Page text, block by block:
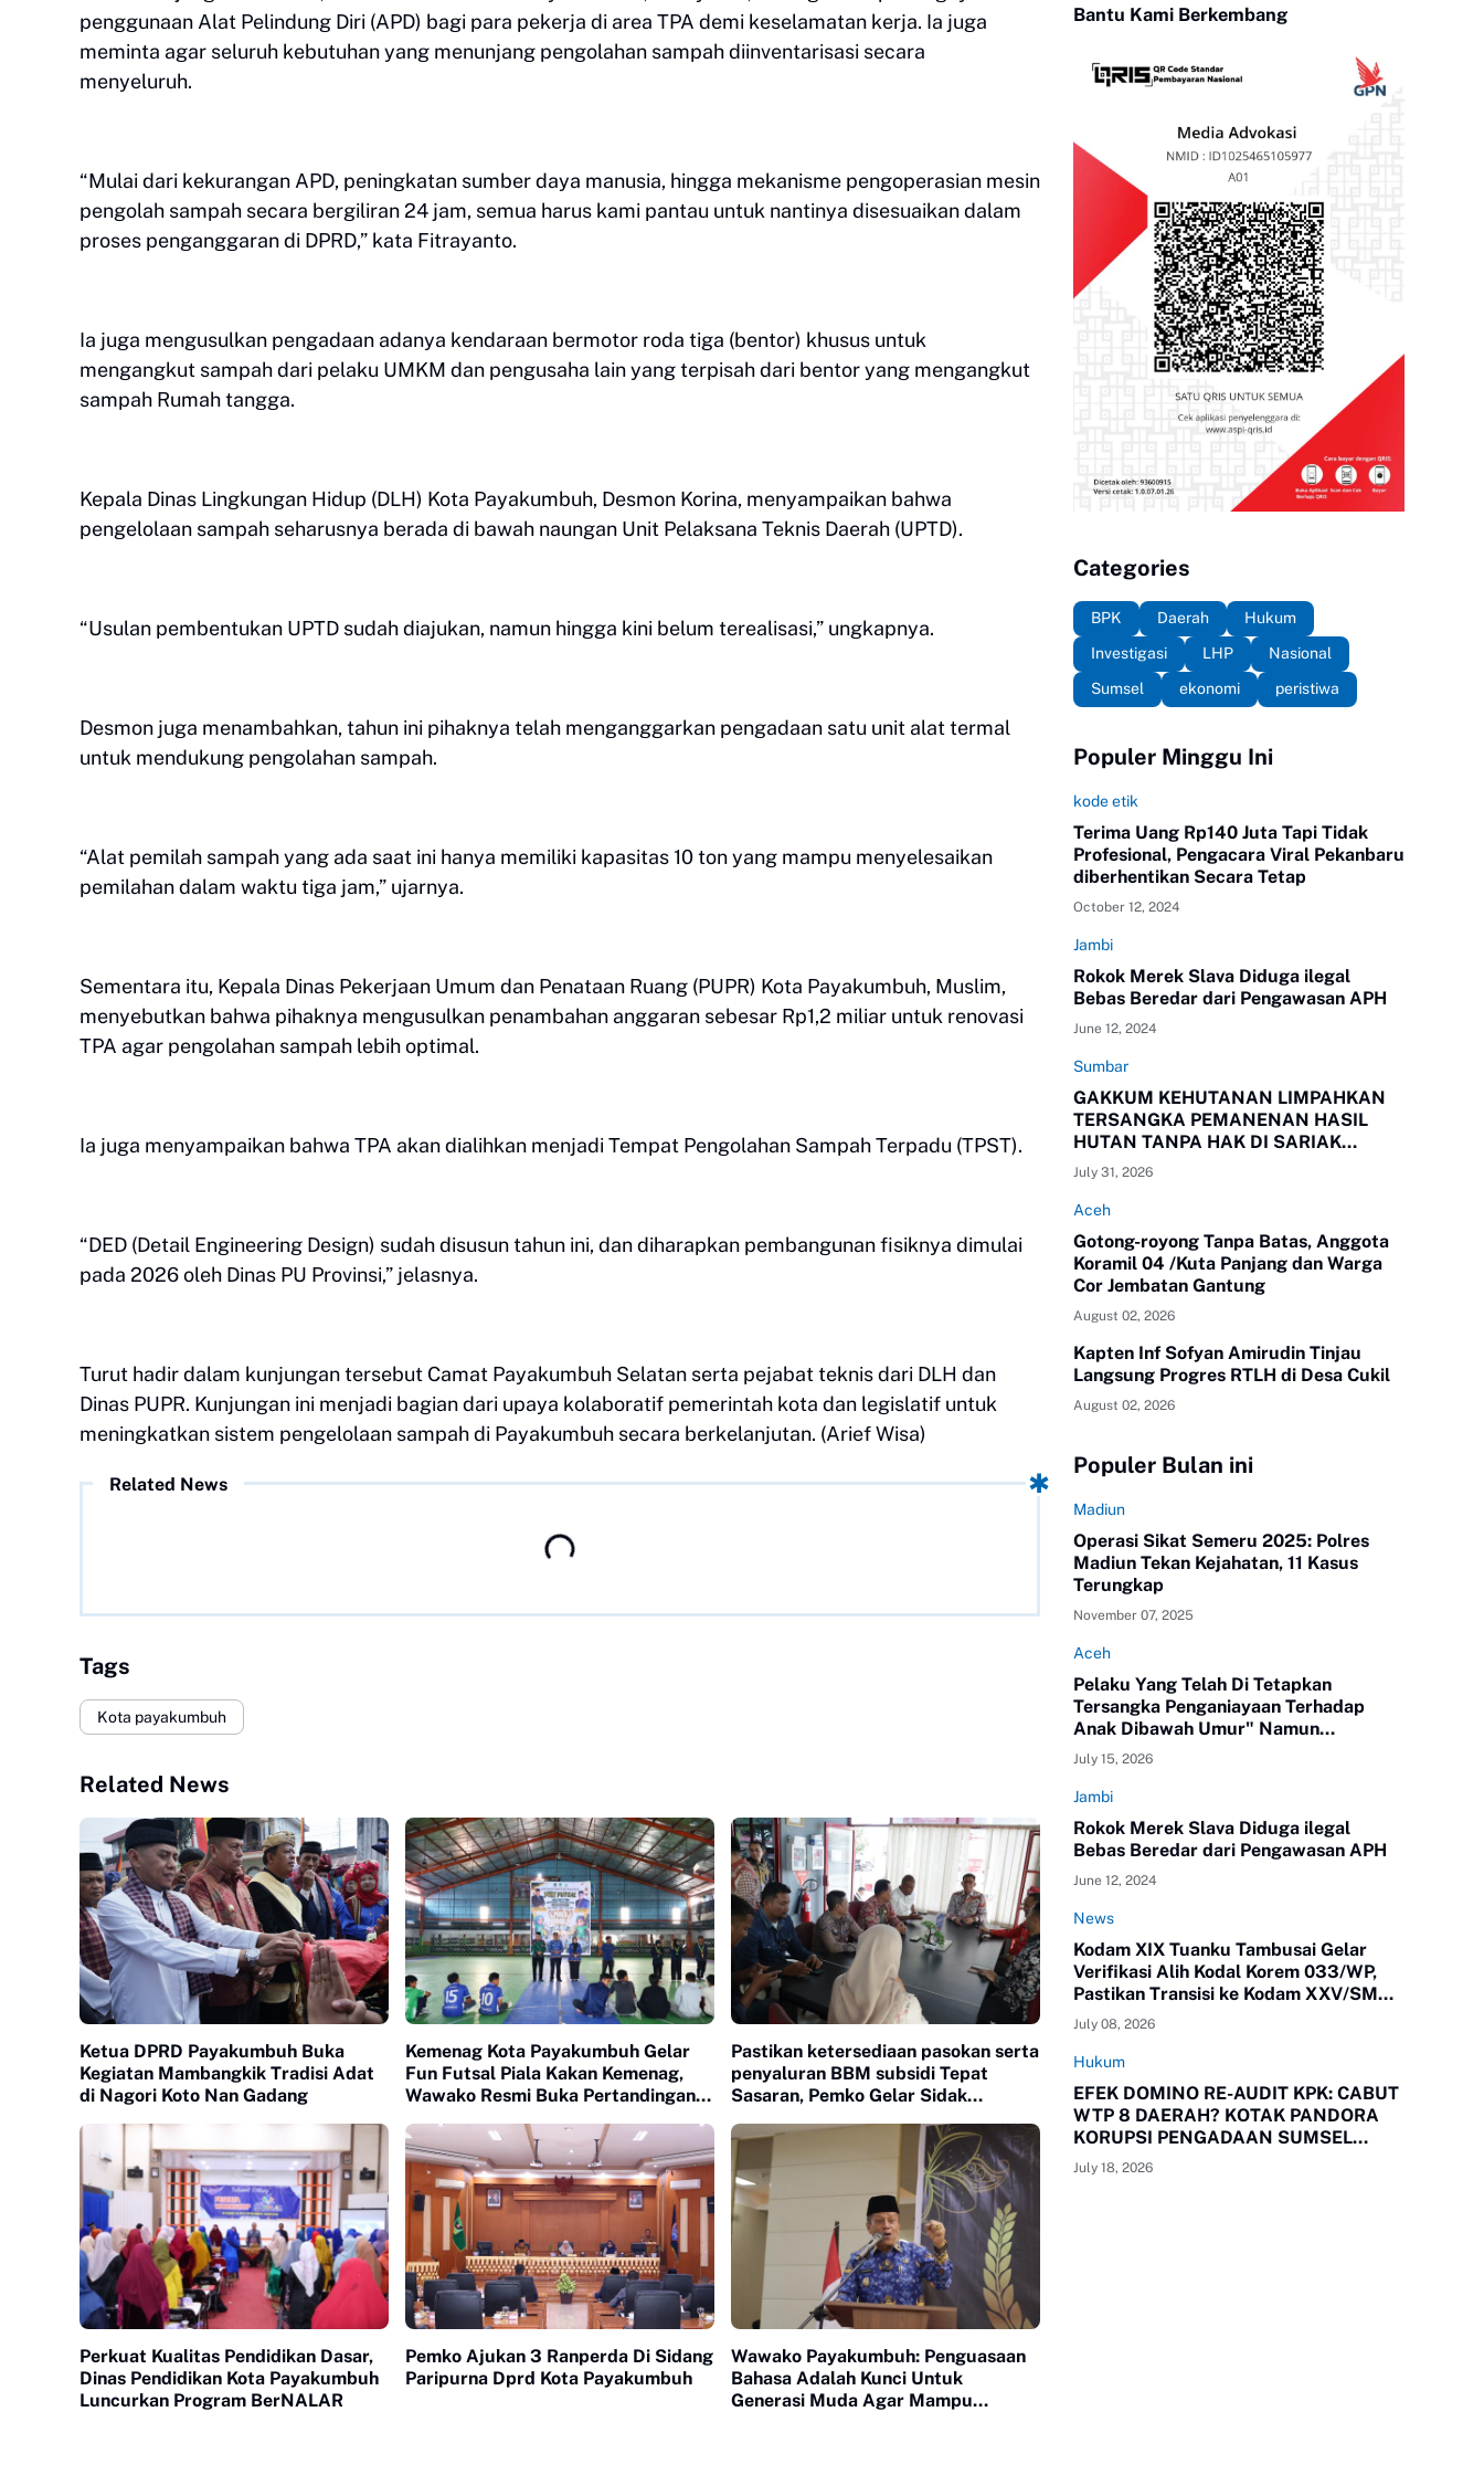
penggunaan Alat Pelindung Diri (APD) bagi para pekerja di area TPA demi keselamatan kerja. Ia juga
meminta agar seluruh kebutuhan yang menunjang pengolahan sampah diinventarisasi secara
menyeluruh.
“Mulai dari kekurangan APD, peningkatan sumber daya manusia, hingga mekanisme pengoperasian mesin
pengolah sampah secara bergiliran 24 jam, semua harus kami pantau untuk nantinya disesuaikan dalam
proses penganggaran di DPRD,” kata Fitrayanto.
Ia juga mengusulkan pengadaan adanya kendaraan bermotor roda tiga (bentor) khusus untuk
mengangkut sampah dari pelaku UMKM dan pengusaha lain yang terpisah dari bentor yang mengangkut
sampah Rumah tangga.
Kepala Dinas Lingkungan Hidup (DLH) Kota Payakumbuh, Desmon Korina, menyampaikan bahwa
pengelolaan sampah seharusnya berada di bawah naungan Unit Pelaksana Teknis Daerah (UPTD).
“Usulan pembentukan UPTD sudah diajukan, namun hingga kini belum terealisasi,” ungkapnya.
Desmon juga menambahkan, tahun ini pihaknya telah menganggarkan pengadaan satu unit alat termal
untuk mendukung pengolahan sampah.
“Alat pemilah sampah yang ada saat ini hanya memiliki kapasitas 10 ton yang mampu menyelesaikan
pemilahan dalam waktu tiga jam,” ujarnya.
Sementara itu, Kepala Dinas Pekerjaan Umum dan Penataan Ruang (PUPR) Kota Payakumbuh, Muslim,
menyebutkan bahwa pihaknya mengusulkan penambahan anggaran sebesar Rp1,2 miliar untuk renovasi
TPA agar pengolahan sampah lebih optimal.
Ia juga menyampaikan bahwa TPA akan dialihkan menjadi Tempat Pengolahan Sampah Terpadu (TPST).
“DED (Detail Engineering Design) sudah disusun tahun ini, dan diharapkan pembangunan fisiknya dimulai
pada 2026 oleh Dinas PU Provinsi,” jelasnya.
Turut hadir dalam kunjungan tersebut Camat Payakumbuh Selatan serta pejabat teknis dari DLH dan
Dinas PUPR. Kunjungan ini menjadi bagian dari upaya kolaboratif pemerintah kota dan legislatif untuk
meningkatkan sistem pengelolaan sampah di Payakumbuh secara berkelanjutan. (Arief Wisa)
Related News
Tags
Kota payakumbuh
Related News
Ketua DPRD Payakumbuh Buka
Kegiatan Mambangkik Tradisi Adat
di Nagori Koto Nan Gadang
Kemenag Kota Payakumbuh Gelar
Fun Futsal Piala Kakan Kemenag,
Wawako Resmi Buka Pertandingan
Pastikan ketersediaan pasokan serta
penyaluran BBM subsidi Tepat
Sasaran, Pemko Gelar Sidak
Perkuat Kualitas Pendidikan Dasar,
Dinas Pendidikan Kota Payakumbuh
Luncurkan Program BerNALAR
Pemko Ajukan 3 Ranperda Di Sidang
Paripurna Dprd Kota Payakumbuh
Wawako Payakumbuh: Penguasaan
Bahasa Adalah Kunci Untuk
Generasi Muda Agar Mampu
Bantu Kami Berkembang
Categories
BPK Daerah
Hukum
Investigasi
LHP
Nasional
Sumsel
ekonomi peristiwa
Populer Minggu Ini
kode etik
Terima Uang Rp140 Juta Tapi Tidak
Profesional, Pengacara Viral Pekanbaru
diberhentikan Secara Tetap
October 12, 2024
Jambi
Rokok Merek Slava Diduga ilegal
Bebas Beredar dari Pengawasan APH
June 12, 2024
Sumbar
GAKKUM KEHUTANAN LIMPAHKAN
TERSANGKA PEMANENAN HASIL
HUTAN TANPA HAK DI SARIAK
BAYANG KEPADA KEJAKSAAN
NEGERI SOLOK, SUMBAR
July 31, 2026
Aceh
Gotong-royong Tanpa Batas, Anggota
Koramil 04 /Kuta Panjang dan Warga
Cor Jembatan Gantung
August 02, 2026
Kapten Inf Sofyan Amirudin Tinjau
Langsung Progres RTLH di Desa Cukil
August 02, 2026
Populer Bulan ini
Madiun
Operasi Sikat Semeru 2025: Polres
Madiun Tekan Kejahatan, 11 Kasus
Terungkap
November 07, 2025
Aceh
Pelaku Yang Telah Di Tetapkan
Tersangka Penganiayaan Terhadap
Anak Dibawah Umur" Namun
Melenggang Bebas Keluar Dari Polres
ATAM
July 15, 2026
Jambi
Rokok Merek Slava Diduga ilegal
Bebas Beredar dari Pengawasan APH
June 12, 2024
News
Kodam XIX Tuanku Tambusai Gelar
Verifikasi Alih Kodal Korem 033/WP,
Pastikan Transisi ke Kodam XXV/SMR
Berjalan Optimal
July 08, 2026
Hukum
EFEK DOMINO RE-AUDIT KPK: CABUT
WTP 8 DAERAH? KOTAK PANDORA
KORUPSI PENGADAAN SUMSEL
RESMI TERBUKA!
July 18, 2026